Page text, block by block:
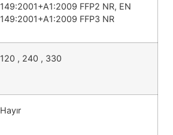
149:2001+A1:2009 FFP2 NR, EN
149:2001+A1:2009 FFP3 NR
120 , 240 , 330
Hayır